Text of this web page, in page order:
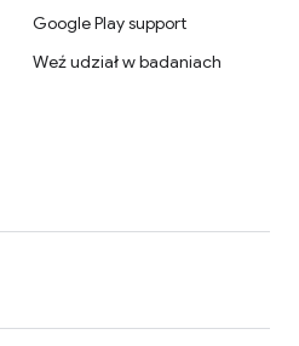
Google Play support
Weź udział w badaniach